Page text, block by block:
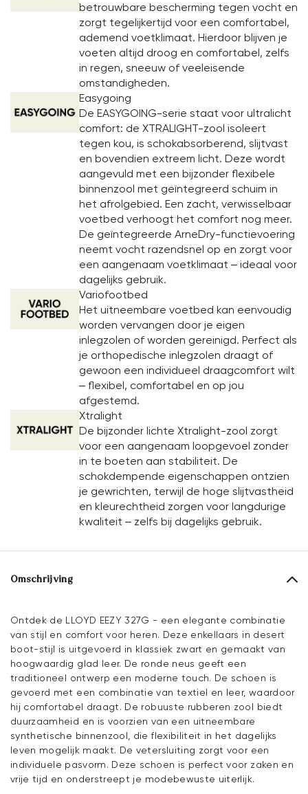
betrouwbare bescherming tegen vocht en
zorgt tegelijkertijd voor een comfortabel,
ademend voetklimaat. Hierdoor blijven je
voeten altijd droog en comfortabel, zelfs
in regen, sneeuw of veeleisende
omstandigheden.
Easygoing
De EASYGOING-serie staat voor ultralicht
comfort: de XTRALIGHT-zool isoleert
tegen kou, is schokabsorberend, slijtvast
en bovendien extreem licht. Deze wordt
aangevuld met een bijzonder flexibele
binnenzool met geïntegreerd schuim in
het afrolgebied. Een zacht, verwisselbaar
voetbed verhoogt het comfort nog meer.
De geïntegreerde ArneDry-functievoering
neemt vocht razendsnel op en zorgt voor
een aangenaam voetklimaat – ideaal voor
dagelijks gebruik.
Variofootbed
Het uitneembare voetbed kan eenvoudig
worden vervangen door je eigen
inlegzolen of worden gereinigd. Perfect als
je orthopedische inlegzolen draagt of
gewoon een individueel draagcomfort wilt
– flexibel, comfortabel en op jou
afgestemd.
Xtralight
De bijzonder lichte Xtralight-zool zorgt
voor een aangenaam loopgevoel zonder
in te boeten aan stabiliteit. De
schokdempende eigenschappen ontzien
je gewrichten, terwijl de hoge slijtvastheid
en kleurechtheid zorgen voor langdurige
kwaliteit – zelfs bij dagelijks gebruik.
Omschrijving
Ontdek de LLOYD EEZY 327G - een elegante combinatie
van stijl en comfort voor heren. Deze enkellaars in desert
boot-stijl is uitgevoerd in klassiek zwart en gemaakt van
hoogwaardig glad leer. De ronde neus geeft een
traditioneel ontwerp een moderne touch. De schoen is
gevoerd met een combinatie van textiel en leer, waardoor
hij comfortabel draagt. De robuuste rubberen zool biedt
duurzaamheid en is voorzien van een uitneembare
synthetische binnenzool, die flexibiliteit in het dagelijks
leven mogelijk maakt. De vetersluiting zorgt voor een
individuele pasvorm. Deze schoen is perfect voor zaken en
vrije tijd en onderstreept je modebewuste uiterlijk.